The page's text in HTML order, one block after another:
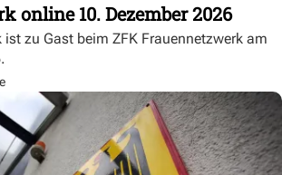
online 10. Dezember 2026
ist zu Gast beim ZFK Frauennetzwerk am